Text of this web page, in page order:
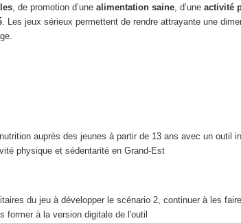
, de promotion d’unealimentation saine, d’uneactivité
. Les jeux sérieux permettent de rendre attrayante une
auprès des jeunes à partir de 13 ans avec un outil
physique et sédentarité en Grand-Est
du jeu à développer le scénario 2, continuer à les faire
former à la version digitale de l'outil